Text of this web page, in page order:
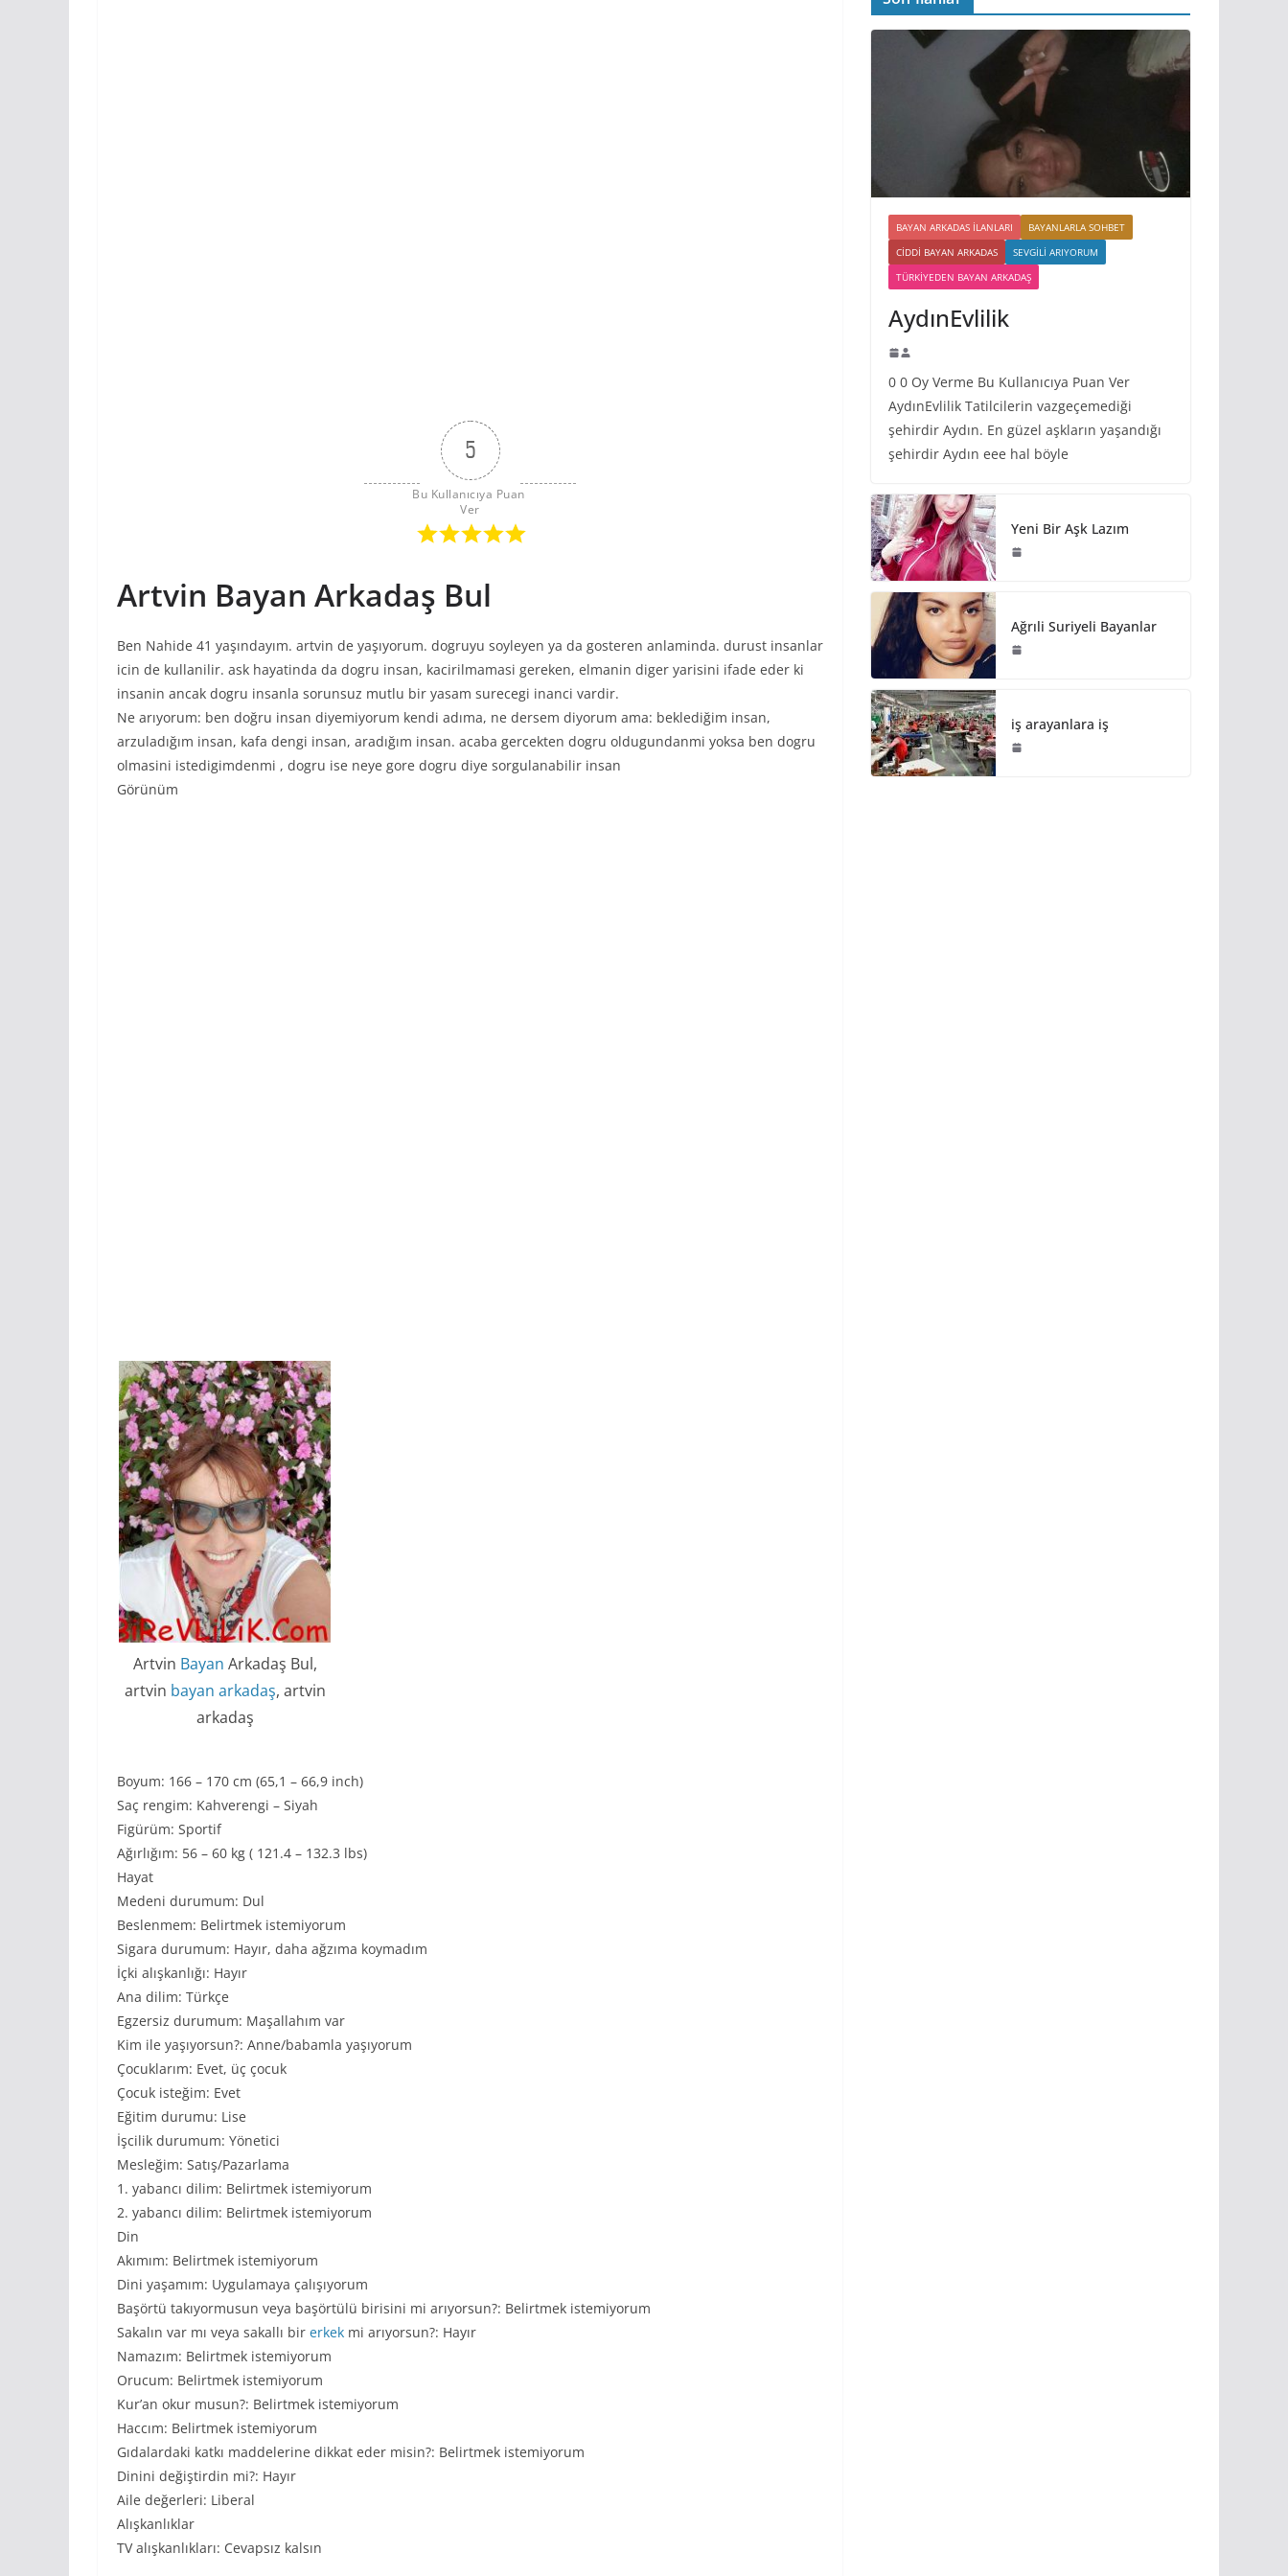
5
Bu Kullanıcıya Puan
Ver
Artvin Bayan Arkadaş Bul
Ben Nahide 41 yaşındayım. artvin de yaşıyorum. dogruyu soyleyen ya da gosteren anlaminda. durust insanlar
icin de kullanilir. ask hayatinda da dogru insan, kacirilmamasi gereken, elmanin diger yarisini ifade eder ki
insanin ancak dogru insanla sorunsuz mutlu bir yasam surecegi inanci vardir.
Ne arıyorum: ben doğru insan diyemiyorum kendi adıma, ne dersem diyorum ama: beklediğim insan,
arzuladığım insan, kafa dengi insan, aradığım insan. acaba gercekten dogru oldugundanmi yoksa ben dogru
olmasini istedigimdenmi , dogru ise neye gore dogru diye sorgulanabilir insan
Görünüm
Artvin Bayan Arkadaş Bul,
artvin bayan arkadaş, artvin
arkadaş
Boyum: 166 – 170 cm (65,1 – 66,9 inch)
Saç rengim: Kahverengi – Siyah
Figürüm: Sportif
Ağırlığım: 56 – 60 kg ( 121.4 – 132.3 lbs)
Hayat
Medeni durumum: Dul
Beslenmem: Belirtmek istemiyorum
Sigara durumum: Hayır, daha ağzıma koymadım
İçki alışkanlığı: Hayır
Ana dilim: Türkçe
Egzersiz durumum: Maşallahım var
Kim ile yaşıyorsun?: Anne/babamla yaşıyorum
Çocuklarım: Evet, üç çocuk
Çocuk isteğim: Evet
Eğitim durumu: Lise
İşcilik durumum: Yönetici
Mesleğim: Satış/Pazarlama
1. yabancı dilim: Belirtmek istemiyorum
2. yabancı dilim: Belirtmek istemiyorum
Din
Akımım: Belirtmek istemiyorum
Dini yaşamım: Uygulamaya çalışıyorum
Başörtü takıyormusun veya başörtülü birisini mi arıyorsun?: Belirtmek istemiyorum
Sakalın var mı veya sakallı bir erkek mi arıyorsun?: Hayır
Namazım: Belirtmek istemiyorum
Orucum: Belirtmek istemiyorum
Kur’an okur musun?: Belirtmek istemiyorum
Haccım: Belirtmek istemiyorum
Gıdalardaki katkı maddelerine dikkat eder misin?: Belirtmek istemiyorum
Dinini değiştirdin mi?: Hayır
Aile değerleri: Liberal
Alışkanlıklar
TV alışkanlıkları: Cevapsız kalsın
BAYAN ARKADAS ILANLARI
BAYANLARLA SOHBET
CIDDI BAYAN ARKADAS
SEVGILI ARIYORUM
TÜRKIYEDEN BAYAN ARKADAŞ
AydınEvlilik
0 0 Oy Verme Bu Kullanıcıya Puan Ver
AydınEvlilik Tatilcilerin vazgeçemediği
şehirdir Aydın. En güzel aşkların yaşandığı
şehirdir Aydın eee hal böyle
Yeni Bir Aşk Lazım
Ağrıli Suriyeli Bayanlar
iş arayanlara iş